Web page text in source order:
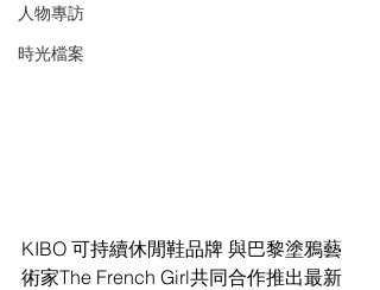
人物專訪
時光檔案
KIBO 可持續休閒鞋品牌 與巴黎塗鴉藝
術家The French Girl共同合作推出最新